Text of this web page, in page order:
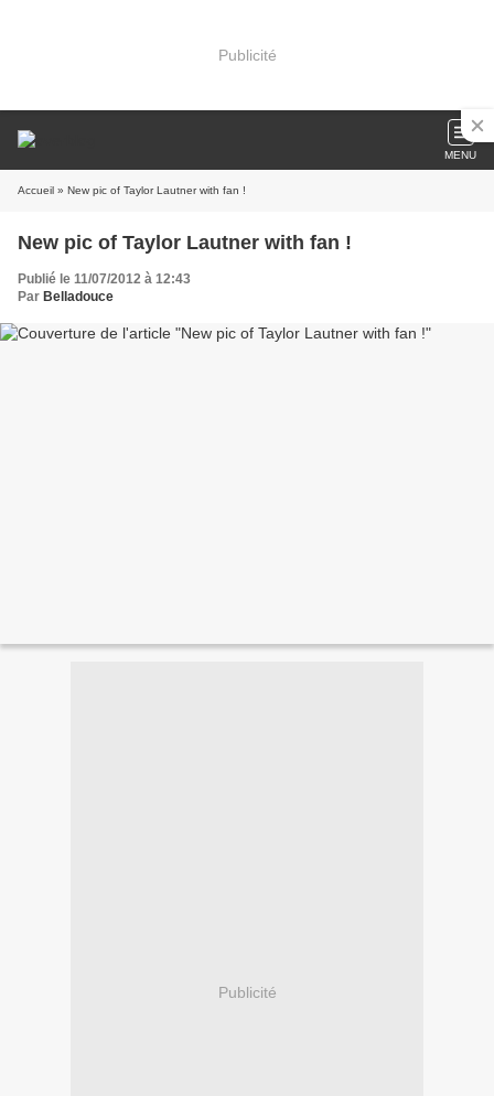
Publicité
MENU
Accueil » New pic of Taylor Lautner with fan !
New pic of Taylor Lautner with fan !
Publié le 11/07/2012 à 12:43
Par Belladouce
Publicité